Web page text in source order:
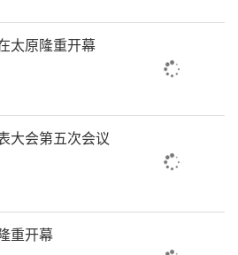
太原隆重开幕
大会第五次会议
重开幕